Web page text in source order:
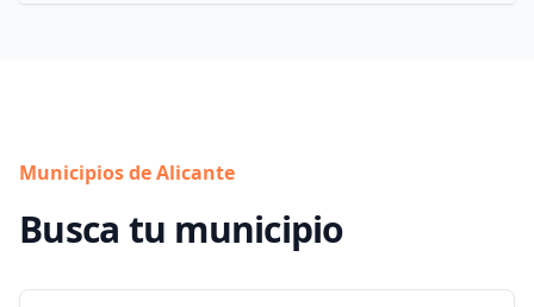
Municipios de Alicante
Busca tu municipio